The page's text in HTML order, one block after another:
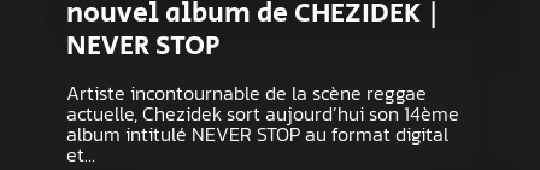
nouvel album de CHEZIDEK |
NEVER STOP
Artiste incontournable de la scène reggae
actuelle, Chezidek sort aujourd’hui son 14ème
album intitulé NEVER STOP au format digital
et…